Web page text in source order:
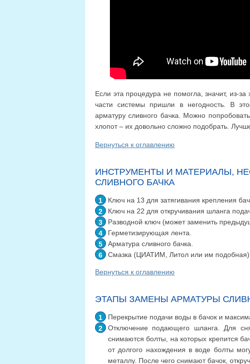
Если эта процедура не помогла, значит, из-
части системы пришли в негодность. В
арматуру сливного бачка. Можно
хлопот – их довольно сложно подобрать.
Вернуться к оглавлению
ИНСТРУМЕНТЫ И МАТЕРИАЛЫ,
СЛИВНОГО БАЧКА
Ключ на 13 для затягивания крепления
Ключ на 22 для откручивания шланга
Разводной ключ (может заменить
Герметизирующая лента.
Арматура сливного бачка.
Смазка (ЦИАТИМ, Литол или им подобная).
Вернуться к оглавлению
ЭТАПЫ ЗАМЕНЫ АРМАТУРЫ
Перекрытие подачи воды в бачок и
Отключение подающего шланга. Для
снимаются болты, на которых крепится
от долгого нахождения в воде болты
металлу. После чего снимают бачок,